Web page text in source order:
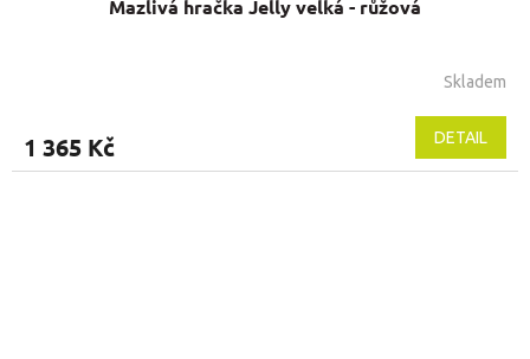
Mazlivá hračka Jelly velká - růžová
Skladem
1 365 Kč DETAIL